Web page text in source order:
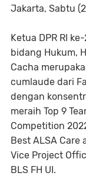
Jakarta, Sabtu
Ketua DPR RI
bidang Hukum,
Cacha
cumlaude dari
dengan
meraih Top 9
Competition
Best ALSA Care
Vice Project
BLS FH UI.